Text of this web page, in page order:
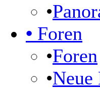
•
• Foren
•Foren
•Neue